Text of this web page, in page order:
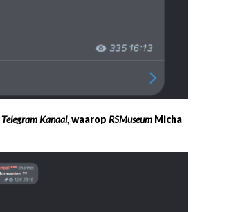
Telegram Kanaal, waarop RSMuseum Micha